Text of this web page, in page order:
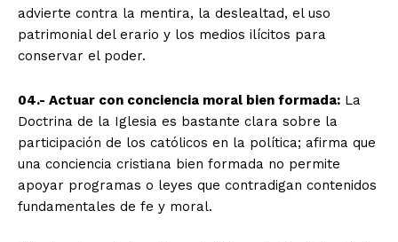
advierte contra la mentira, la deslealtad, el uso
patrimonial del erario y los medios ilícitos para
conservar el poder.
04.- Actuar con conciencia moral bien formada: La
Doctrina de la Iglesia es bastante clara sobre la
participación de los católicos en la política; afirma que
una conciencia cristiana bien formada no permite
apoyar programas o leyes que contradigan contenidos
fundamentales de fe y moral.